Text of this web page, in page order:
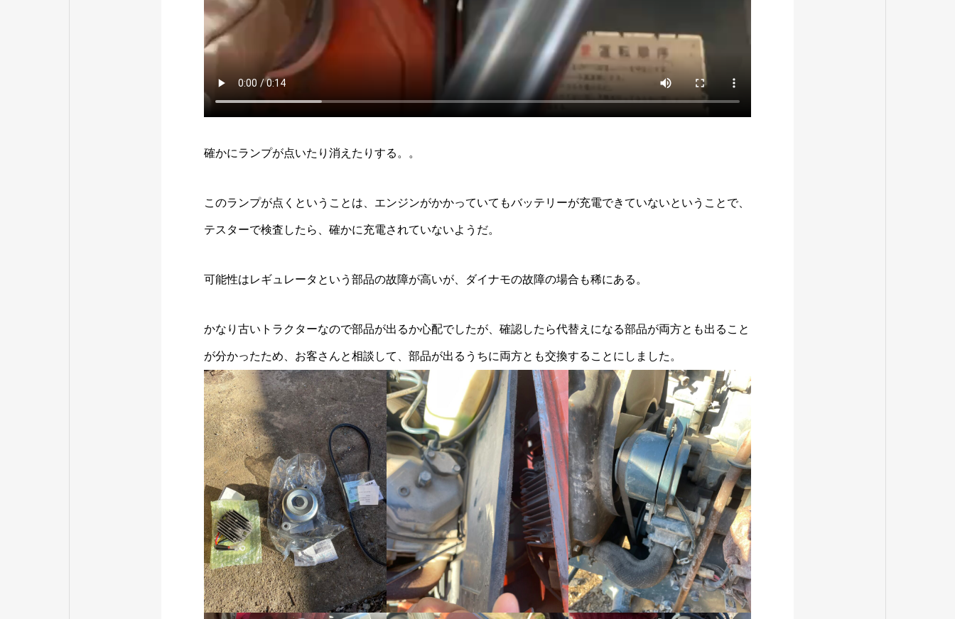
確かにランプが点いたり消えたりする。。
このランプが点くということは、エンジンがかかっていてもバッテリーが充電できていないということで、
テスターで検査したら、確かに充電されていないようだ。
可能性はレギュレータという部品の故障が高いが、ダイナモの故障の場合も稀にある。
かなり古いトラクターなので部品が出るか心配でしたが、確認したら代替えになる部品が両方とも出ること
が分かったため、お客さんと相談して、部品が出るうちに両方とも交換することにしました。